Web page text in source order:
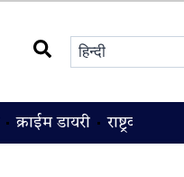
क्राईम डायरी राष्ट्रवादी